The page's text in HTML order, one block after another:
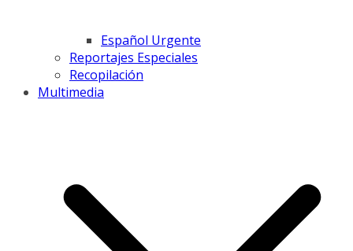
Español Urgente
Reportajes Especiales
Recopilación
Multimedia